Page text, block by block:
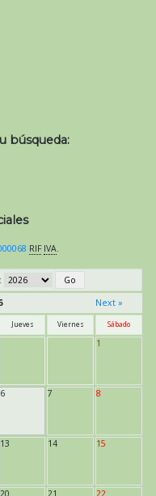
búsqueda:
RIF IVA
Next »
Jueves Viernes Sábado
1
6 7 8
13 14 15
20 21 22